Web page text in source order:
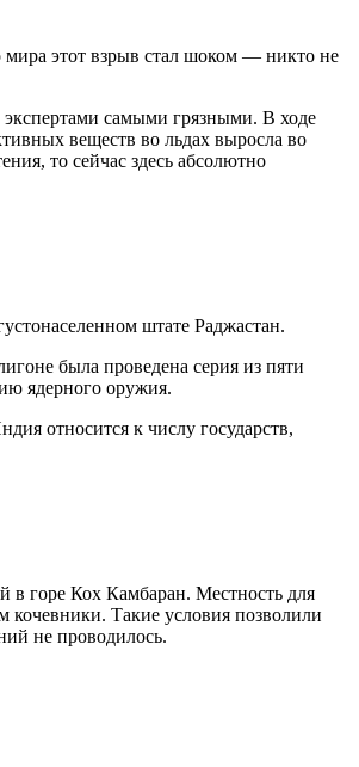
мира этот взрыв стал шоком — никто не
самыми грязными. В ходе
веществ во льдах выросла во
то сейчас здесь абсолютно
штате Раджастан.
была проведена серия из пяти
ядерного оружия.
относится к числу государств,
в горе Кох Камбаран. Местность для
кочевники. Такие условия позволили
не проводилось.